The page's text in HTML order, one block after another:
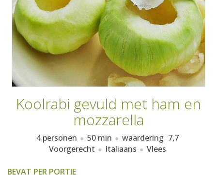
KOOKBOEKEN
Koolrabi gevuld met ham en
mozzarella
4 personen 50 min waardering 7,7
Voorgerecht
Italiaans Vlees
BEVAT PER PORTIE